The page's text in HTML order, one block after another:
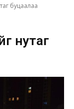
буцаалаа
нутаг